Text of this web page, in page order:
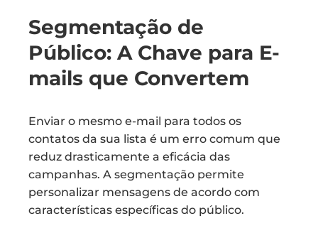
Segmentação de
Público: A Chave para E-
mails que Convertem
Enviar o mesmo e-mail para todos os
contatos da sua lista é um erro comum que
reduz drasticamente a eficácia das
campanhas. A segmentação permite
personalizar mensagens de acordo com
características específicas do público.